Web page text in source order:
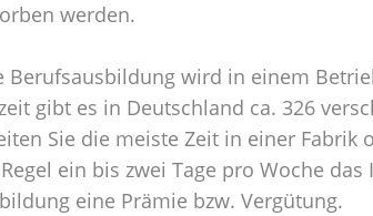
werden.
Berufsausbildung wird in einem
gibt es in Deutschland ca. 326
Sie die meiste Zeit in einer
ein bis zwei Tage pro Woche
eine Prämie bzw. Vergütung.